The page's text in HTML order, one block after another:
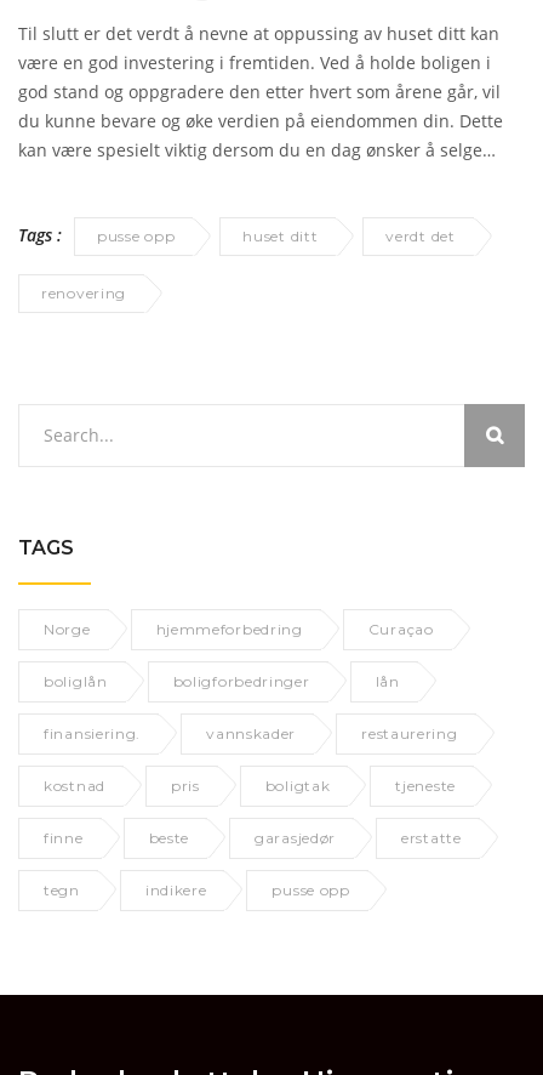
Til slutt er det verdt å nevne at oppussing av huset ditt kan
være en god investering i fremtiden. Ved å holde boligen i
god stand og oppgradere den etter hvert som årene går, vil
du kunne bevare og øke verdien på eiendommen din. Dette
kan være spesielt viktig dersom du en dag ønsker å selge
at huset ditt holder seg funksjonelt og behagelig å bo i, noe
fremover.
Tags : pusse opp huset ditt verdt det
renovering
TAGS
Norge hjemmeforbedring Curaçao
boliglån boligforbedringer lån
finansiering. vannskader restaurering
kostnad pris boligtak tjeneste
finne beste garasjedør erstatte
tegn indikere pusse opp